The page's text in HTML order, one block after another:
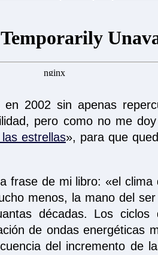
2002 sin apenas
pero como no me
estrellas», para que
frase de mi libro: «el clima
menos, la mano del
décadas. Los
de ondas energéticas
del incremento de